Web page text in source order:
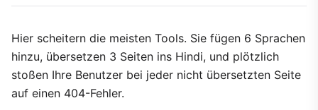
Hier scheitern die meisten Tools. Sie fügen 6 Sprachen
hinzu, übersetzen 3 Seiten ins Hindi, und plötzlich
stoßen Ihre Benutzer bei jeder nicht übersetzten Seite
auf einen 404-Fehler.